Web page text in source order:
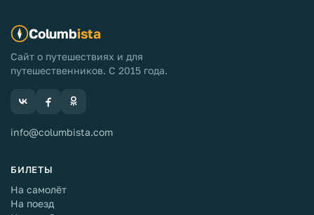
Columbista
Сайт о путешествиях и для
путешественников. С 2015 года.
info@columbista.com
БИЛЕТЫ
На самолёт
На поезд